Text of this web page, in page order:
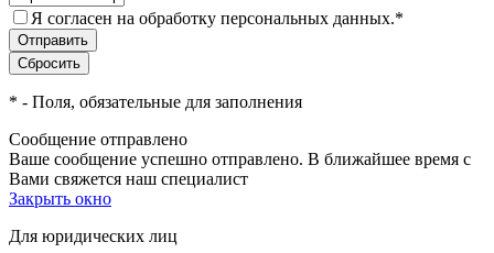
Я согласен на обработку персональных данных.*
* - Поля, обязательные для заполнения
Сообщение отправлено
Ваше сообщение успешно отправлено. В ближайшее время с
Вами свяжется наш специалист
Закрыть окно
Для юридических лиц